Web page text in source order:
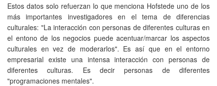
Estos datos solo refuerzan lo que menciona Hofstede uno de los
más importantes investigadores en el tema de diferencias
culturales: "La interacción con personas de diferentes culturas en
el entono de los negocios puede acentuar/marcar los aspectos
culturales en vez de moderarlos". Es así que en el entorno
empresarial existe una intensa interacción con personas de
diferentes culturas. Es decir personas de diferentes
"programaciones mentales".